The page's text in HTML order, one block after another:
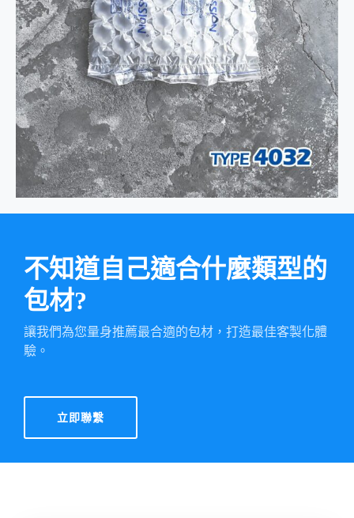
不知道自己適合什麼類型的
包材?
讓我們為您量身推薦最合適的包材，打造最佳客製化體
驗。
立即聯繫